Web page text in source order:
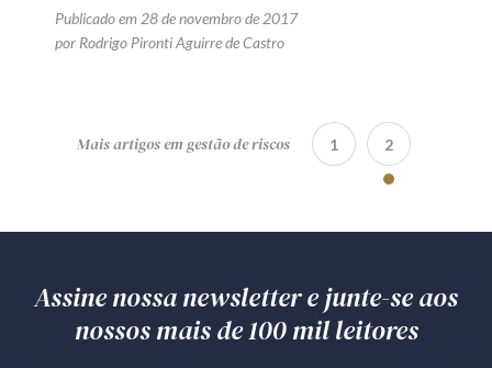
Publicado em 28 de novembro de 2017
por Rodrigo Pironti Aguirre de Castro
Mais artigos em gestão de riscos 1 2
Assine nossa newsletter e junte-se aos
nossos mais de 100 mil leitores